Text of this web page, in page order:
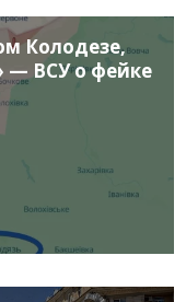
Колодезе,
— ВСУ о фейке